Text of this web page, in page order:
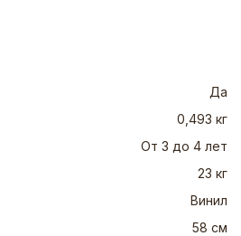
Да
0,493 кг
От 3 до 4 лет
23 кг
Винил
58 см